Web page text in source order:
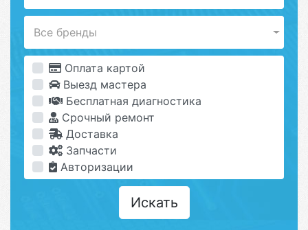
Все бренды
Оплата картой
Выезд мастера
Бесплатная диагностика
Срочный ремонт
Доставка
Запчасти
Авторизации
Искать